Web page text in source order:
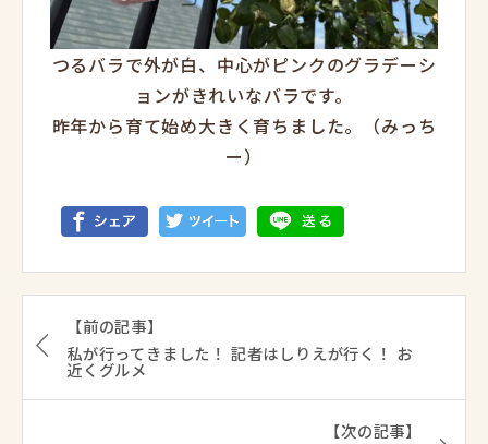
つるバラで外が白、中心がピンクのグラデーシ
ョンがきれいなバラです。
昨年から育て始め大きく育ちました。（みっち
ー）
【前の記事】
私が行ってきました！ 記者はしりえが行く！ お
近くグルメ
【次の記事】